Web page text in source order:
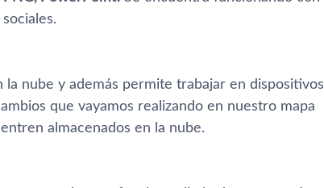
nube y además permite trabajar en dispositivos
que vayamos realizando en nuestro mapa
almacenados en la nube.